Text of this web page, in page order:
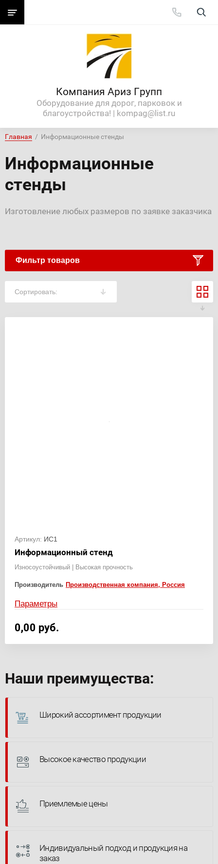
Компания Ариз Групп
Оборудование для дорог, парковок и
благоустройства! | kompag@list.ru
Наши преимущества:
Широкий ассортимент продукции
Высокое качество продукции
Приемлемые цены
Индивидуальный подход и продукция на
заказ
Главная
  /  Информационные стенды
Информационные
стенды
Изготовление любых размеров по заявке заказчика
Фильтр товаров
Сортировать:
Артикул: ИС1
Информационный стенд
Износоустойчивый | Высокая прочность
Производитель Производственная компания, Россия
Параметры
0,00 руб.